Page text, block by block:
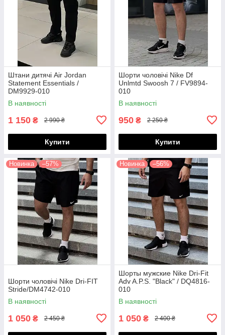
Штани дитячі Air Jordan
Statement Essentials /
DM9929-010
(Розміри:M,L,XL,XXL)
В наявності
1 150 ₴ 2 990 ₴
Купити
Шорти чоловічі Nike Df
Unlmtd Swoosh 7 / FV9894-
010
В наявності
950 ₴ 2 250 ₴
Купити
Новинка –57%
Шорти чоловічі Nike Dri-FIT
Stride/DM4742-010
В наявності
1 050 ₴ 2 450 ₴
Новинка –56%
Шорты мужские Nike Dri-Fit
Adv A.P.S. "Black" / DQ4816-
010
В наявності
1 050 ₴ 2 400 ₴